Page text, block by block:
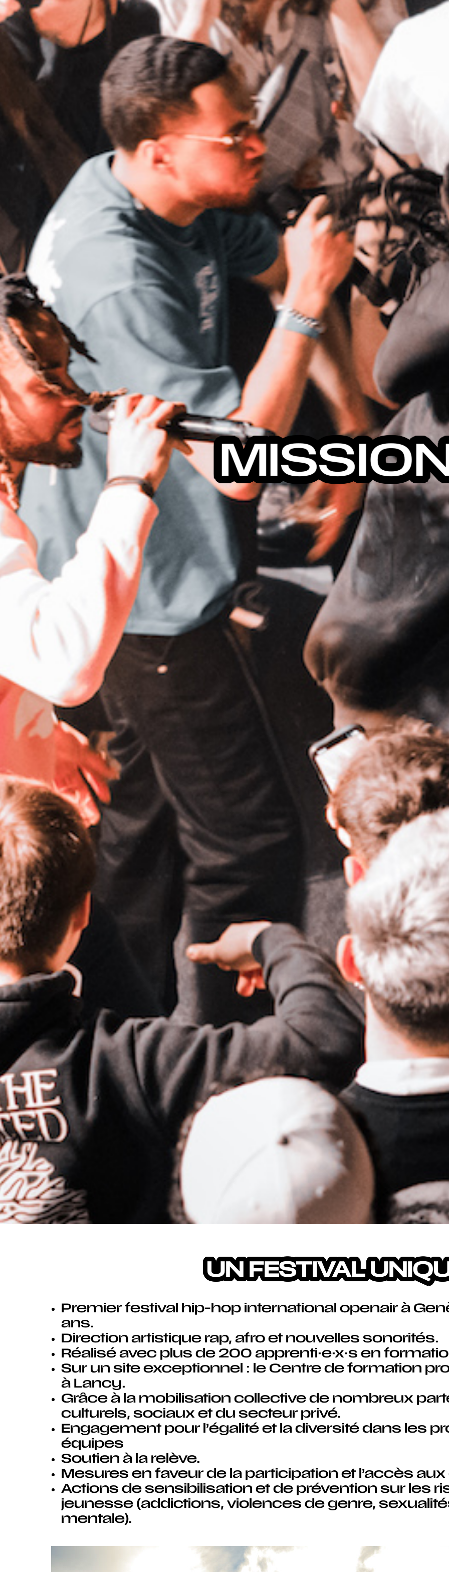
UN FESTIVAL
Premier festival hip-hop international openair à
ans.
Direction artistique rap, afro et nouvelles sonorités.
Réalisé avec plus de 200 apprenti·e·x·s en
Sur un site exceptionnel : le Centre de formation
à Lancy.
Grâce à la mobilisation collective de nombreux
culturels, sociaux et du secteur privé.
Engagement pour l’égalité et la diversité dans les
équipes
Soutien à la relève.
Mesures en faveur de la participation et l’accès
Actions de sensibilisation et de prévention sur les
jeunesse (addictions, violences de genre,
mentale).